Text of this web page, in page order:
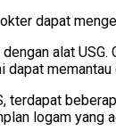
dapat
alat
dapat
terdapat
logam yang